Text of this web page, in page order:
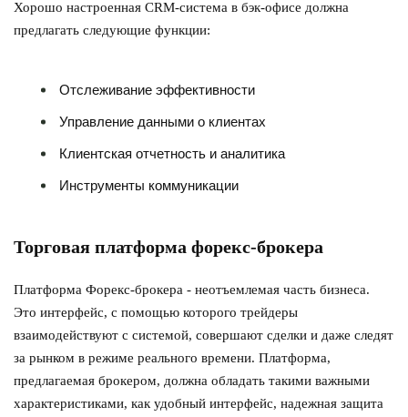
Хорошо настроенная CRM-система в бэк-офисе должна
предлагать следующие функции:
Отслеживание эффективности
Управление данными о клиентах
Клиентская отчетность и аналитика
Инструменты коммуникации
Торговая платформа форекс-брокера
Платформа Форекс-брокера - неотъемлемая часть бизнеса.
Это интерфейс, с помощью которого трейдеры
взаимодействуют с системой, совершают сделки и даже следят
за рынком в режиме реального времени. Платформа,
предлагаемая брокером, должна обладать такими важными
характеристиками, как удобный интерфейс, надежная защита